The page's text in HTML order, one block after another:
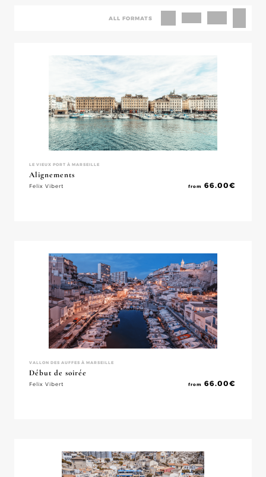
ALL FORMATS
LE VIEUX PORT À MARSEILLE
Alignements
Felix Vibert from 66.00€
VALLON DES AUFFES À MARSEILLE
Début de soirée
Felix Vibert from 66.00€